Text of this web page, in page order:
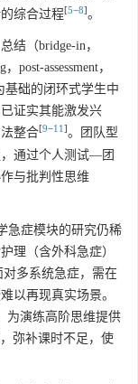
综合过程[5−8]。
结（bridge-in，
post-assessment，
基础的闭环式学生中
证实其能激发兴
整合[9−11 ]。团队型
，通过个人测试—团
与批判性思维
急症模块的研究仍稀
理（含外科急症）
多系统急症，需在
以再现真实场景。
为演练高阶思维提供
弥补课时不足，使